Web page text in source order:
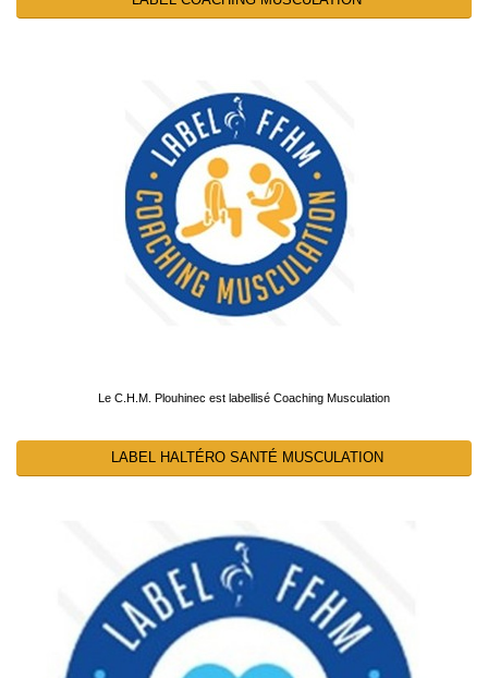
Le C.H.M. Plouhinec est labellisé Coaching Musculation
LABEL HALTÉRO SANTÉ MUSCULATION